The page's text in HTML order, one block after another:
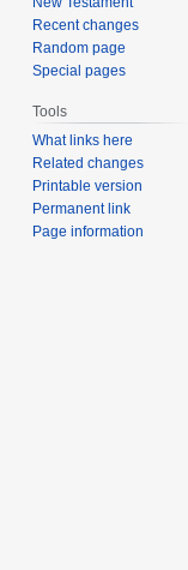
Recent changes
Random page
Special pages
Tools
What links here
Related changes
Printable version
Permanent link
Page information